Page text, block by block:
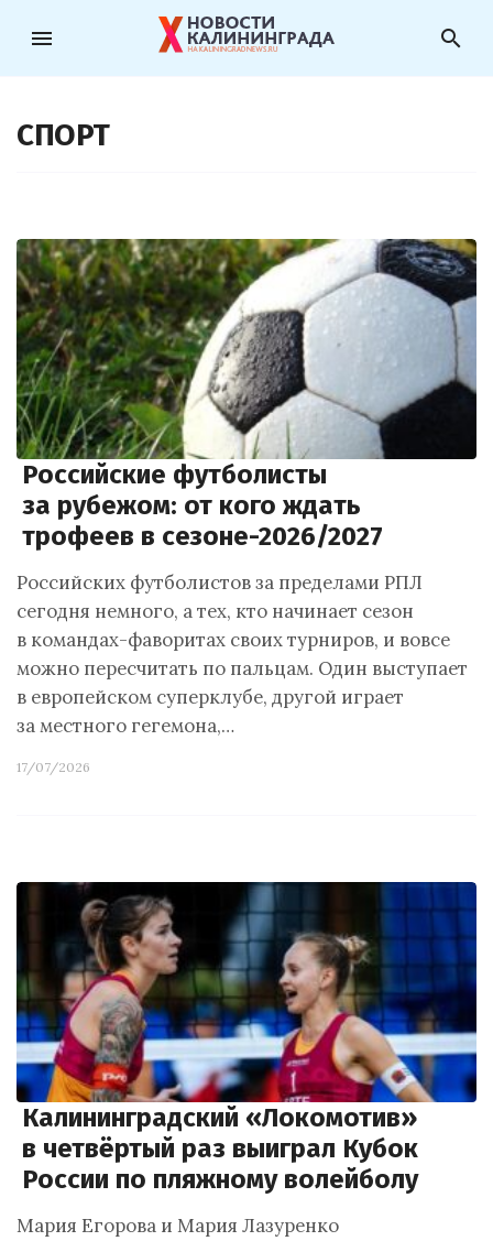
menu search
СПОРТ
Российские футболисты
за рубежом: от кого ждать
трофеев в сезоне-2026/2027
Российских футболистов за пределами РПЛ
сегодня немного, а тех, кто начинает сезон
в командах-фаворитах своих турниров, и вовсе
можно пересчитать по пальцам. Один выступает
в европейском суперклубе, другой играет
за местного гегемона,…
17/07/2026
Калининградский «Локомотив»
в четвёртый раз выиграл Кубок
России по пляжному волейболу
Мария Егорова и Мария Лазуренко